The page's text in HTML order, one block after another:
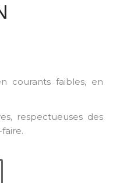
courants faibles, en
respectueuses des